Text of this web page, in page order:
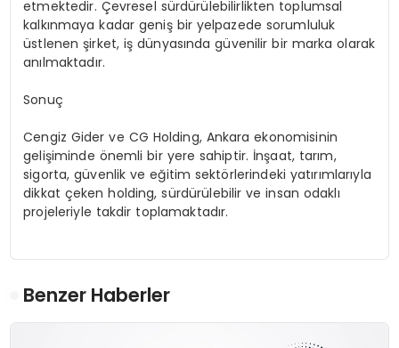
etmektedir. Çevresel sürdürülebilirlikten toplumsal
kalkınmaya kadar geniş bir yelpazede sorumluluk
üstlenen şirket, iş dünyasında güvenilir bir marka olarak
anılmaktadır.
Sonuç
Cengiz Gider ve CG Holding, Ankara ekonomisinin
gelişiminde önemli bir yere sahiptir. İnşaat, tarım,
sigorta, güvenlik ve eğitim sektörlerindeki yatırımlarıyla
dikkat çeken holding, sürdürülebilir ve insan odaklı
projeleriyle takdir toplamaktadır.
Benzer Haberler